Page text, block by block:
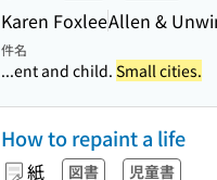
Karen FoxleeAllen &
件名
...ent and child. Small cities.
How to repaint a life
紙 図書 児童書